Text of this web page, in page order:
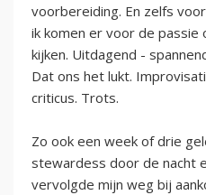
voorbereiding. En zelfs
ik komen er voor de passie
kijken. Uitdagend -
Dat ons het lukt.
criticus. Trots.
Zo ook een week of drie
stewardess door de nacht
vervolgde mijn weg bij